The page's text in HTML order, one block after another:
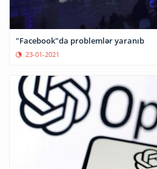
"Facebook"da problemlər yaranıb
23-01-2021